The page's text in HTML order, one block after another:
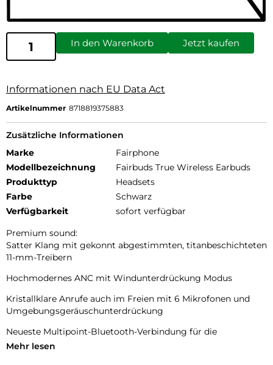
In den Warenkorb Jetzt kaufen
Informationen nach EU Data Act
Artikelnummer 8718819375883
Zusätzliche Informationen
Marke
Fairphone
Modellbezeichnung
Fairbuds True Wireless Earbuds
Produkttyp
Headsets
Farbe
Schwarz
Verfügbarkeit
sofort verfügbar
Premium sound:
Satter Klang mit gekonnt abgestimmten, titanbeschichteten
11-mm-Treibern
Hochmodernes ANC mit Windunterdrückung Modus
Kristallklare Anrufe auch im Freien mit 6 Mikrofonen und
Umgebungsgeräuschunterdrückung
Neueste Multipoint-Bluetooth-Verbindung für die
gleichzeitige Verbindung mit mehreren Geräten
Mehr lesen